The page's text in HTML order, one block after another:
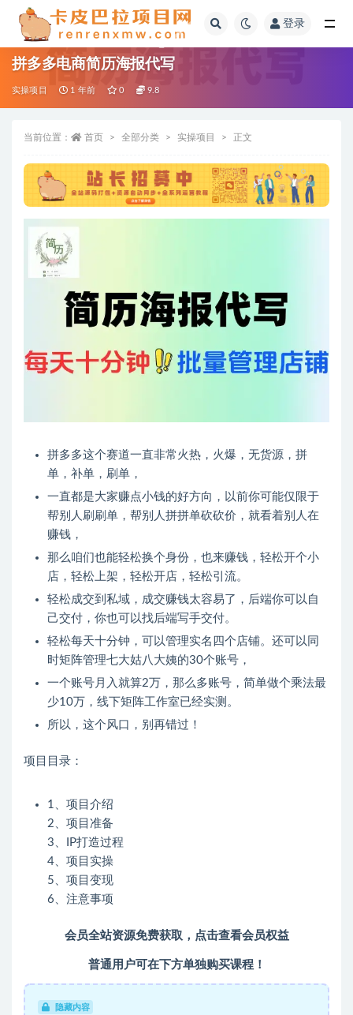
登录
拼多多电商简历海报代写
实操项目 1 年前 0 9.8
当前位置： 首页 全部分类 实操项目 正文
拼多多这个赛道一直非常火热，火爆，无货源，拼
单，补单，刷单，
一直都是大家赚点小钱的好方向，以前你可能仅限于
帮别人刷刷单，帮别人拼拼单砍砍价，就看着别人在
赚钱，
那么咱们也能轻松换个身份，也来赚钱，轻松开个小
店，轻松上架，轻松开店，轻松引流。
轻松成交到私域，成交赚钱太容易了，后端你可以自
己交付，你也可以找后端写手交付。
轻松每天十分钟，可以管理实名四个店铺。还可以同
时矩阵管理七大姑八大姨的30个账号，
一个账号月入就算2万，那么多账号，简单做个乘法最
少10万，线下矩阵工作室已经实测。
所以，这个风口，别再错过！
项目目录：
1、项目介绍
2、项目准备
3、IP打造过程
4、项目实操
5、项目变现
6、注意事项
会员全站资源免费获取，点击查看会员权益
普通用户可在下方单独购买课程！
隐藏内容
全部